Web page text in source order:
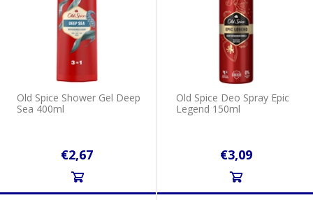
Old Spice Shower Gel Deep
Sea 400ml
€2,67
Old Spice Deo Spray Epic
Legend 150ml
€3,09